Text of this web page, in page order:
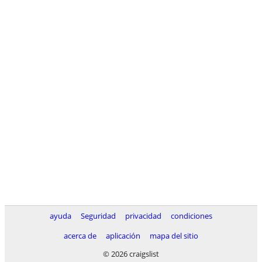
ayuda Seguridad privacidad
condiciones
acerca de
aplicación
mapa del sitio
© 2026 craigslist